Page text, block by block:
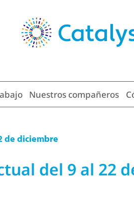
Nuestros compañeros
de diciembre
del 9 al 22